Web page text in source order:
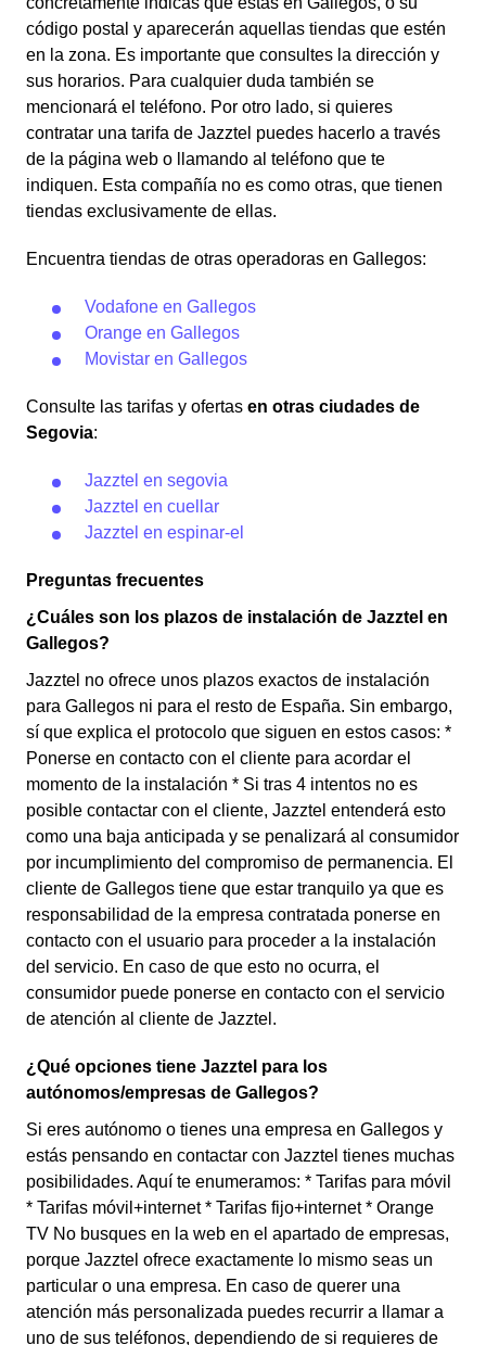
código postal y aparecerán aquellas tiendas que estén
en la zona. Es importante que consultes la dirección y
sus horarios. Para cualquier duda también se
mencionará el teléfono. Por otro lado, si quieres
contratar una tarifa de Jazztel puedes hacerlo a través
de la página web o llamando al teléfono que te
indiquen. Esta compañía no es como otras, que tienen
tiendas exclusivamente de ellas.
Encuentra tiendas de otras operadoras en Gallegos:
Vodafone en Gallegos
Orange en Gallegos
Movistar en Gallegos
Consulte las tarifas y ofertas en otras ciudades de
Segovia:
Jazztel en segovia
Jazztel en cuellar
Jazztel en espinar-el
Preguntas frecuentes
¿Cuáles son los plazos de instalación de Jazztel en
Gallegos?
Jazztel no ofrece unos plazos exactos de instalación
para Gallegos ni para el resto de España. Sin embargo,
sí que explica el protocolo que siguen en estos casos: *
Ponerse en contacto con el cliente para acordar el
momento de la instalación * Si tras 4 intentos no es
posible contactar con el cliente, Jazztel entenderá esto
como una baja anticipada y se penalizará al consumidor
por incumplimiento del compromiso de permanencia. El
cliente de Gallegos tiene que estar tranquilo ya que es
responsabilidad de la empresa contratada ponerse en
contacto con el usuario para proceder a la instalación
del servicio. En caso de que esto no ocurra, el
consumidor puede ponerse en contacto con el servicio
de atención al cliente de Jazztel.
¿Qué opciones tiene Jazztel para los
autónomos/empresas de Gallegos?
Si eres autónomo o tienes una empresa en Gallegos y
estás pensando en contactar con Jazztel tienes muchas
posibilidades. Aquí te enumeramos: * Tarifas para móvil
* Tarifas móvil+internet * Tarifas fijo+internet * Orange
TV No busques en la web en el apartado de empresas,
porque Jazztel ofrece exactamente lo mismo seas un
particular o una empresa. En caso de querer una
atención más personalizada puedes recurrir a llamar a
uno de sus teléfonos, dependiendo de si requieres de